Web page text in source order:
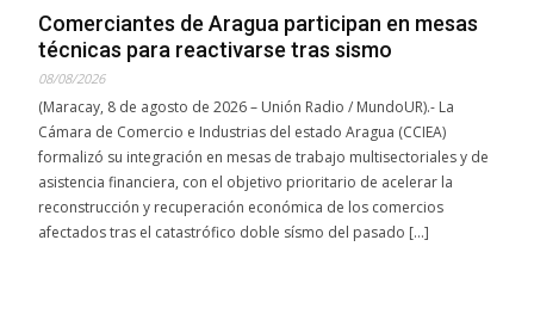
Comerciantes de Aragua participan en mesas
técnicas para reactivarse tras sismo
08/08/2026
(Maracay, 8 de agosto de 2026 – Unión Radio / MundoUR).- La
Cámara de Comercio e Industrias del estado Aragua (CCIEA)
formalizó su integración en mesas de trabajo multisectoriales y de
asistencia financiera, con el objetivo prioritario de acelerar la
reconstrucción y recuperación económica de los comercios
afectados tras el catastrófico doble sísmo del pasado […]